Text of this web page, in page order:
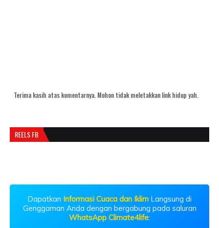
Terima kasih atas komentarnya. Mohon tidak meletakkan link hidup yah.
REELS FB
Dapatkan Informasi Cuaca dan Iklim Langsung di
Genggaman Anda dengan bergabung pada saluran
WhatsApp Climate4life: